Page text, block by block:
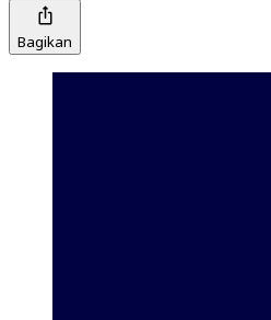
Bagikan